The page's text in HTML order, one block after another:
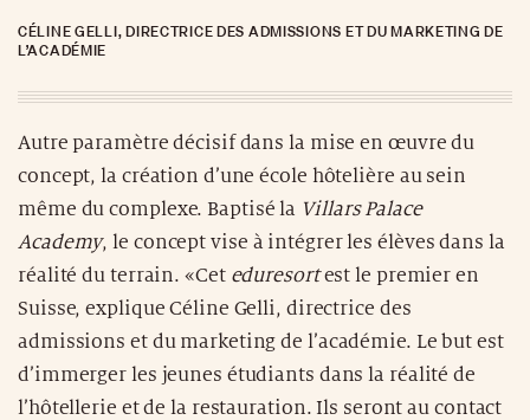
CÉLINE GELLI, DIRECTRICE DES ADMISSIONS ET DU MARKETING DE
L’ACADÉMIE
Autre paramètre décisif dans la mise en œuvre du
concept, la création d’une école hôtelière au sein
même du complexe. Baptisé la Villars Palace
Academy, le concept vise à intégrer les élèves dans la
réalité du terrain. «Cet eduresortest le premier en
Suisse, explique Céline Gelli, directrice des
admissions et du marketing de l’académie. Le but est
d’immerger les jeunes étudiants dans la réalité de
l’hôtellerie et de la restauration. Ils seront au contact